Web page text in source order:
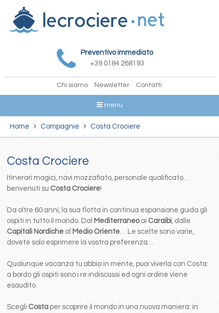
Preventivo immediato
+39 0184 268193
Chi siamo Newsletter Contatti
menu
Home Compagnie Costa Crociere
Costa Crociere
Itinerari magici, navi mozzafiato, personale qualificato…
benvenuti su Costa Crociere!
Da oltre 60 anni, la sua flotta in continua espansione guida gli
ospiti in tutto il mondo. Dal Mediterraneo ai Caraibi, dalle
Capitali Nordicheal Medio Oriente… Le scelte sono varie,
dovete solo esprimere la vostra preferenza…
Qualunque vacanza tu abbia in mente, puoi viverla con Costa:
a bordo gli ospiti sono i re indiscussi ed ogni ordine viene
esaudito.
Scegli Costa per scoprire il mondo in una nuova maniera: in